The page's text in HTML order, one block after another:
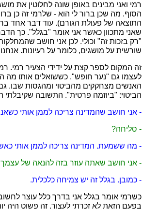
רמי ואני מבינים באופן שונה לחלוטין את
הסוף. מה שכן ברור לי הוא - שלרמי זה כן
התוצאה של פעולת הגורם). עוד דבר אחד
שאני מתכוון כאשר אני אומר "בגלל". כך
"רק בזכות זה" וכולי. לכן אני חושב
שורשית על מושגים, כלומר על רעיונות.
לעצמו גם "נער חופש". כששואלים אותו מה
האנשים מצחקקים מהביטוי ומהגסות שבו.
הביטוי: "ביוזמה פרטית". התשובה
- אני חושב שהמדינה צריכה לממן אותי כשאני
- סליחה?
- מה ששמעת. המדינה צריכה לממן אותי כאשר
- אני חושב שאתה עוזר בזה להנאה של
- כמובן. בגלל זה יש צמיחה כלכלית.
כשרמי אומר בגלל אני בדרך כלל עוצר
בפעם הזאת לא זכרתי לעצור. זה פשוט היה